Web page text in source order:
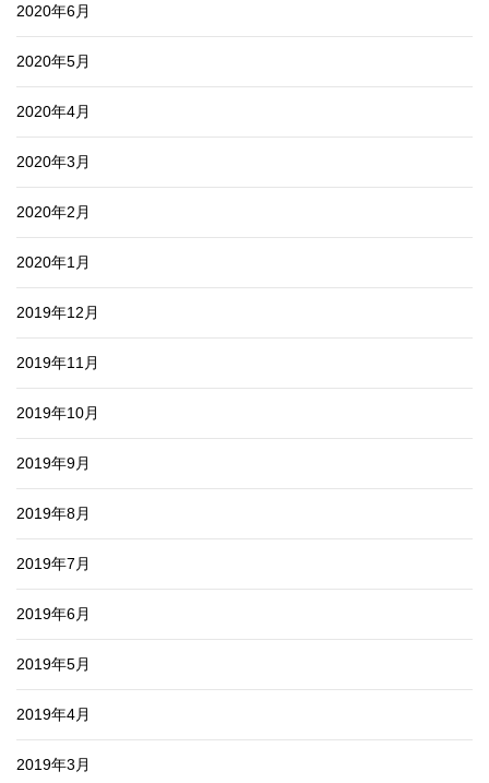
2020年6月
2020年5月
2020年4月
2020年3月
2020年2月
2020年1月
2019年12月
2019年11月
2019年10月
2019年9月
2019年8月
2019年7月
2019年6月
2019年5月
2019年4月
2019年3月